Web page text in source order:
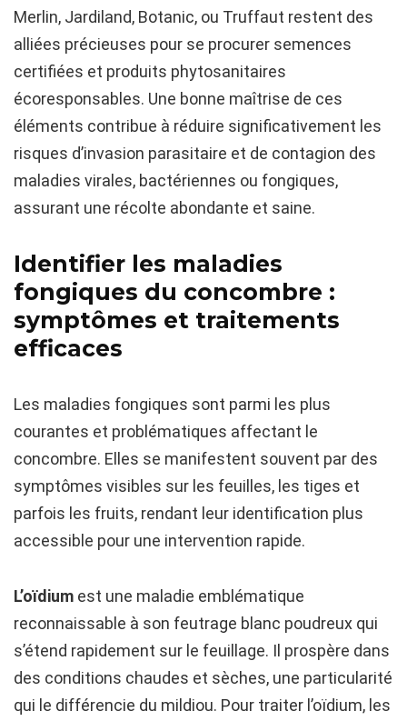
Merlin, Jardiland, Botanic, ou Truffaut restent des
alliées précieuses pour se procurer semences
certifiées et produits phytosanitaires
écoresponsables. Une bonne maîtrise de ces
éléments contribue à réduire significativement les
risques d’invasion parasitaire et de contagion des
maladies virales, bactériennes ou fongiques,
assurant une récolte abondante et saine.
Identifier les maladies
fongiques du concombre :
symptômes et traitements
efficaces
Les maladies fongiques sont parmi les plus
courantes et problématiques affectant le
concombre. Elles se manifestent souvent par des
symptômes visibles sur les feuilles, les tiges et
parfois les fruits, rendant leur identification plus
accessible pour une intervention rapide.
L’oïdium est une maladie emblématique
reconnaissable à son feutrage blanc poudreux qui
s’étend rapidement sur le feuillage. Il prospère dans
des conditions chaudes et sèches, une particularité
qui le différencie du mildiou. Pour traiter l’oïdium, les